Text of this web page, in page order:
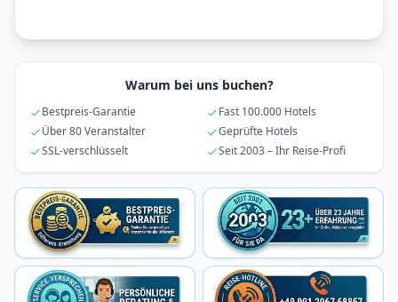
Warum bei uns buchen?
Bestpreis-Garantie
Fast 100.000 Hotels
Über 80 Veranstalter
Geprüfte Hotels
SSL-verschlüsselt
Seit 2003 – Ihr Reise-Profi